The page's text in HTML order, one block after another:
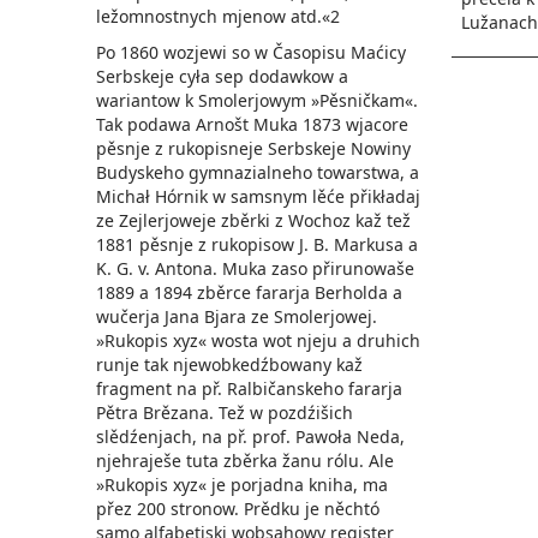
ležomnostnych mjenow atd.«2
Po 1860 wozjewi so w Časopisu Maćicy
Serbskeje cyła sep dodawkow a
wariantow k Smolerjowym »Pěsničkam«.
Tak podawa Arnošt Muka 1873 wjacore
pěsnje z rukopisneje Serbskeje Nowiny
Budyskeho gymnazialneho towarstwa, a
Michał Hórnik w samsnym lěće přikładaj
ze Zejlerjoweje zběrki z Wochoz kaž tež
1881 pěsnje z rukopisow J. B. Markusa a
K. G. v. Antona. Muka zaso přirunowaše
1889 a 1894 zběrce fararja Berholda a
wučerja Jana Bjara ze Smo­lerjowej.
»Rukopis xyz« wosta wot njeju a druhich
runje tak njewobkedźbowany kaž
fragment na př. Ralbičanskeho fararja
Pětra Brězana. Tež w pozdźišich
slědźenjach, na př. prof. Pawoła Neda,
njehraješe tuta zběrka žanu rólu. Ale
»Rukopis xyz« je porjadna kniha, ma
přez 200 stronow. Prědku je něchtó
samo alfabetiski wobsahowy register